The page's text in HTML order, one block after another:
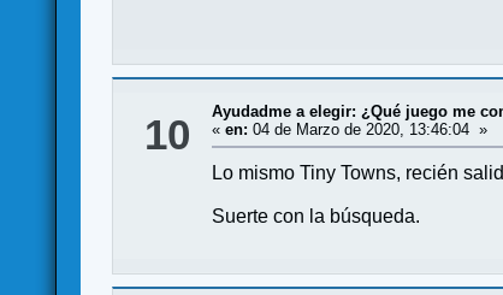
10 Ayudadme a elegir: ¿Qué juego me
«en: 04 de Marzo de 2020, 13:46:04 »
Lo mismo Tiny Towns, recién
Suerte con la búsqueda.